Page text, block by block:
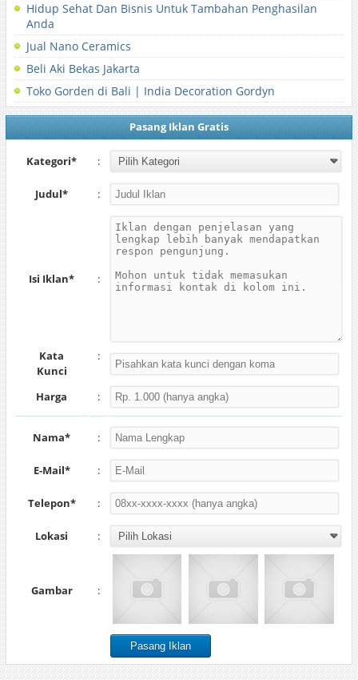
Hidup Sehat Dan Bisnis Untuk Tambahan Penghasilan
Anda
Jual Nano Ceramics
Beli Aki Bekas Jakarta
Toko Gorden di Bali | India Decoration Gordyn
Pasang Iklan Gratis
Kategori* :
Judul* :
Isi Iklan* :
Kata
Kunci
:
Harga :
Nama* :
E-Mail* :
Telepon* :
Lokasi :
Gambar :